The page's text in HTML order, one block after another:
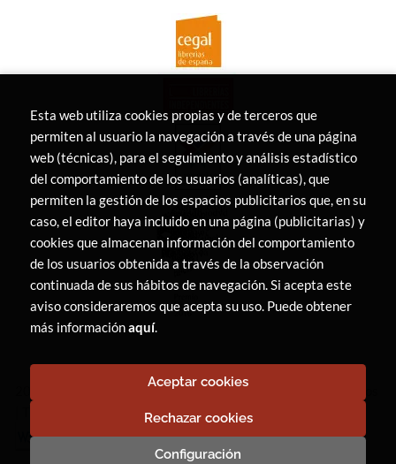
LIBRERÍA CANAIMA. Todos los Derechos Reservados
Esta web utiliza cookies propias y de terceros que
permiten al usuario la navegación a través de una página
web (técnicas), para el seguimiento y análisis estadístico
del comportamiento de los usuarios (analíticas), que
permiten la gestión de los espacios publicitarios que, en su
caso, el editor haya incluido en una página (publicitarias) y
cookies que almacenan información del comportamiento
de los usuarios obtenida a través de la observación
continuada de sus hábitos de navegación. Si acepta este
aviso consideraremos que acepta su uso. Puede obtener
más informaciónaquí.
Configuración
Rechazar cookies
Aceptar cookies